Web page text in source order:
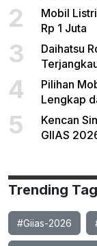
2
Mobil
Rp 1 Juta
3
Daihatsu
4
Pilihan
Lengkap
5
Kencan
GIIAS
Trending
#Giias-2026